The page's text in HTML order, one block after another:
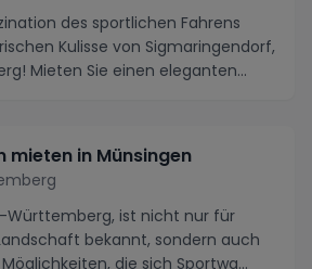
des sportlichen Fahrens
Kulisse von Sigmaringendorf,
Mieten Sie einen eleganten...
mieten in Münsingen
Württemberg, ist nicht nur für
bekannt, sondern auch
die sich Sportwa...